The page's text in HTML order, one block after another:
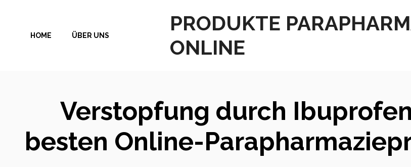
springen
PRODUKTE
ONLINE
HOME ÜBER UNS
Verstopfung durch
besten Online-